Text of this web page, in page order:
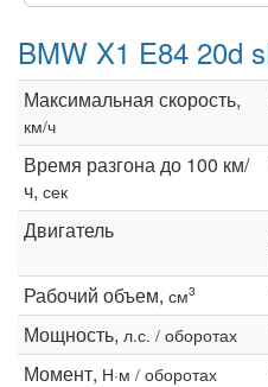
BMW X1 E84 20d
Максимальная скорость,
км/ч
Время разгона до 100 км/
ч, сек
Двигатель
Рабочий объем, см3
Мощность, л.с. / оборотах
Момент, Н·м / оборотах